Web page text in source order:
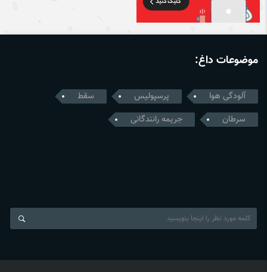
موضوعات داغ:
آلودگی هوا پرسپولیس
سقط
سرطان
جریمه رانندگانی